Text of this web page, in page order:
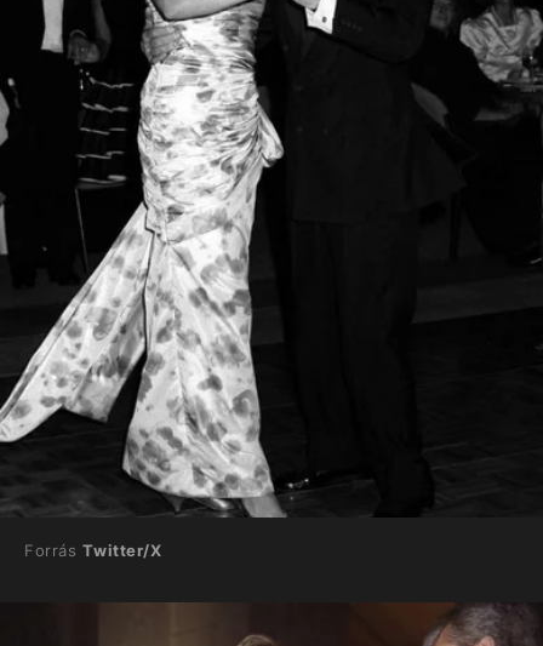
Forrás Twitter/X